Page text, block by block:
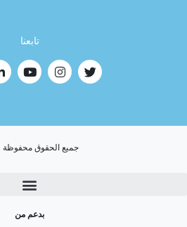
تابعنا
جميع الحقوق محفوظة 2022
بدعم من